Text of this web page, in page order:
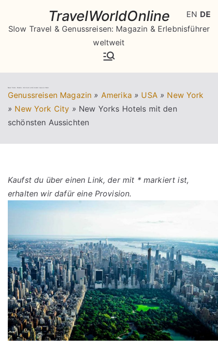
springen
TravelWorldOnline
Slow Travel & Genussreisen: Magazin & Erlebnisführer
weltweit
New Yorks Hotels mit den schönsten Aussichten
Genussreisen Magazin » Amerika » USA » New York
» New York City » New Yorks Hotels mit den
schönsten Aussichten
Kaufst du über einen Link, der mit * markiert ist,
erhalten wir dafür eine Provision.
EN DE